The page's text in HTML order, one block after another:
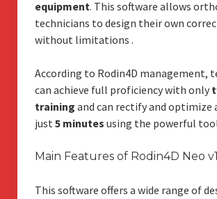
equipment. This software allows
technicians to design their own
without limitations .
According to Rodin4D management,
can achieve full proficiency with only
training and can rectify and optimize
just5 minutes using the powerful
Main Features of Rodin4D Neo
This software offers a wide range of